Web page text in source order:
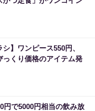
シ】ワンピース550円、
っくり価格のアイテム発
円で5000円相当の飲み放